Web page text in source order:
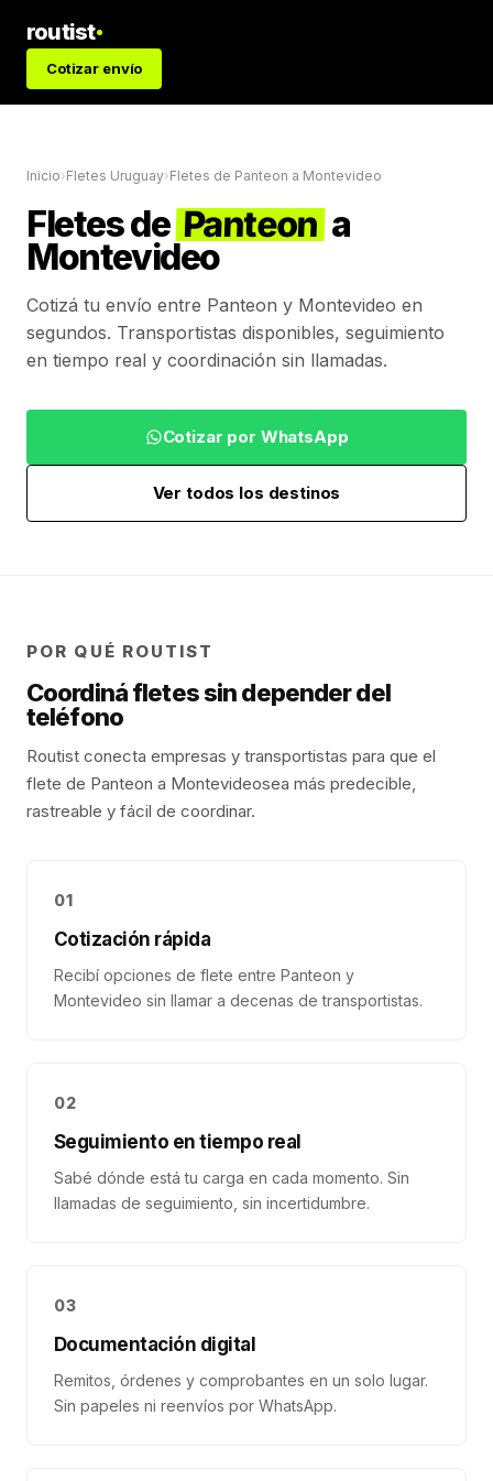
routist
Cotizar envío
Inicio›Fletes Uruguay›Fletes de Panteon a Montevideo
Fletes de Panteon a
Montevideo
Cotizá tu envío entre Panteon y Montevideo en
segundos. Transportistas disponibles, seguimiento
en tiempo real y coordinación sin llamadas.
Cotizar por WhatsApp
Ver todos los destinos
POR QUÉ ROUTIST
Coordiná fletes sin depender del
teléfono
Routist conecta empresas y transportistas para que el
flete de Panteon a Montevideosea más predecible,
rastreable y fácil de coordinar.
01
Cotización rápida
Recibí opciones de flete entre Panteon y
Montevideo sin llamar a decenas de transportistas.
02
Seguimiento en tiempo real
Sabé dónde está tu carga en cada momento. Sin
llamadas de seguimiento, sin incertidumbre.
03
Documentación digital
Remitos, órdenes y comprobantes en un solo lugar.
Sin papeles ni reenvíos por WhatsApp.